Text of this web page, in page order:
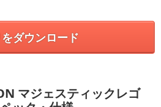
ダウンロード
マジェスティックレゴ